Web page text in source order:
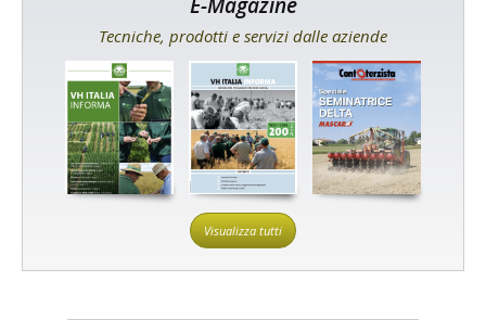
Tecniche, prodotti e servizi dalle aziende
Visualizza tutti